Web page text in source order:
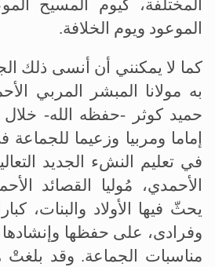
المختلفة، كيوم المسيح
الموعود ويوم الخلافة.
كما لا يمكنني أن أنسى ذلك
به مولانا المبشر المربي
حميد كوثر -حفظه الله- خلال
إماما ومربيا وزعيما للجماعة
في تعليم النشء الجديد
الأحمدي، مُوليا القصائد
يحثّ فيها الأولاد والبنات،
وفرادى، على حفظها
مناسبات الجماعة. وقد بلغتْ